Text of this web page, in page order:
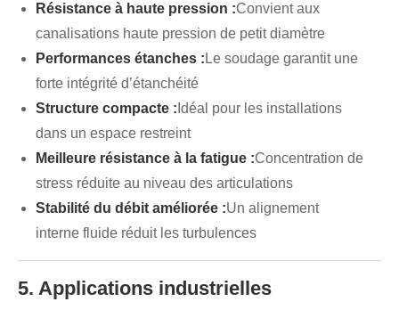
Résistance à haute pression :Convient aux
canalisations haute pression de petit diamètre
Performances étanches : Le soudage garantit une
forte intégrité d’étanchéité
Structure compacte : Idéal pour les installations
dans un espace restreint
Meilleure résistance à la fatigue :Concentration de
stress réduite au niveau des articulations
Stabilité du débit améliorée :Un alignement
interne fluide réduit les turbulences
5. Applications industrielles